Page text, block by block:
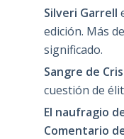
Silveri Garrell
edición. Más
significado.
Sangre de
cuestión de
El naufragio
Comentario